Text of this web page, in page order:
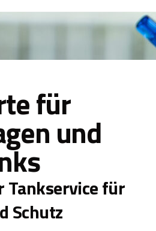
für
und
Tankservice für
Schutz